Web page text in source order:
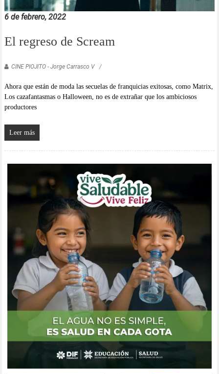
6 de febrero, 2022
El regreso de Scream
CINE PIOJITO - Jorge Carrasco V
Ahora que están de moda las secuelas de franquicias exitosas, como Matrix,
Los cazafantasmas o Halloween, no es de extrañar que los ambiciosos
productores
Leer más